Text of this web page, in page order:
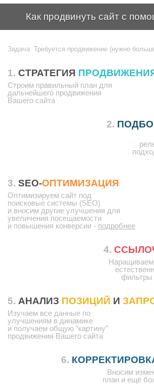
Как продвинуть сайт с
Задача: Требуется продвижение (нужно
1. СТРАТЕГИЯ
Строим правильный план для
дальнейшего продвижения
Вашего сайта
2.
3. SEO-ОПТИМИЗАЦИЯ
Оптимизируем сайт под
поисковые системы (SEO)
и вносим другие улучшения для
увеличения посещаемости
и повышения конверсии - подробнее
4.
фильтры
5. АНАЛИЗ ПОЗИЦИЙ И
Изучаем все данные по
улучшениям в динамике
и получаем общую “картину”
продвижения Вашего сайта
6.
Вносим
план и ещё